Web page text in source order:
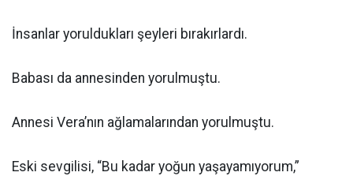
İnsanlar yoruldukları şeyleri bırakırlardı.
Babası da annesinden yorulmuştu.
Annesi Vera’nın ağlamalarından yorulmuştu.
Eski sevgilisi, “Bu kadar yoğun yaşayamıyorum,”